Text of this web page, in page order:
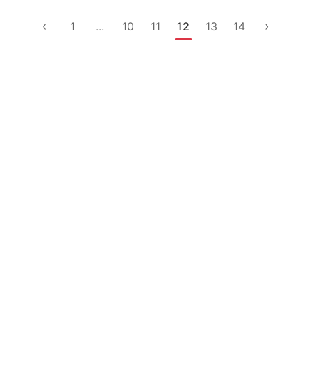
‹ 1 ... 10 11 12 13 14 ›